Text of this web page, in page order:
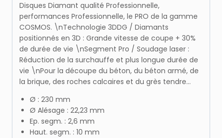
Disques Diamant qualité Professionnelle,
performances Professionnelle, le PRO de la gamme
COSMOS. \nTechnologie 3DDG / Diamants
positionnés en 3D : Grande vitesse de coupe + 30%
de durée de vie \nSegment Pro / Soudage laser :
Réduction de la surchauffe et plus longue durée de
vie \nPour la découpe du béton, du béton armé, de
la brique, des roches calcaires et du grès tendre…
Ø : 230 mm
Ø Alésage : 22,23 mm
Ep. segm. : 2,6 mm
Haut. segm. : 10 mm